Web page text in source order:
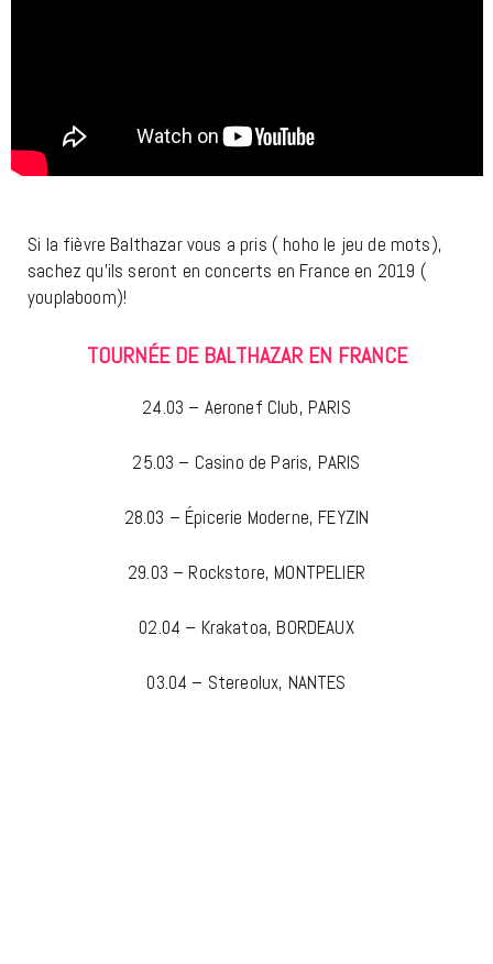
Si la fièvre Balthazar vous a pris ( hoho le jeu de mots),
sachez qu’ils seront en concerts en France en 2019 (
youplaboom)!
TOURNÉE DE BALTHAZAR EN FRANCE
24.03 – Aeronef Club, PARIS
25.03 – Casino de Paris, PARIS
28.03 – Épicerie Moderne, FEYZIN
29.03 – Rockstore, MONTPELIER
02.04 – Krakatoa, BORDEAUX
03.04 – Stereolux, NANTES